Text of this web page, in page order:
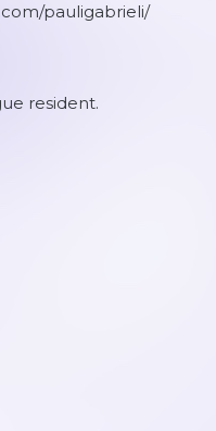
pauligabrieli/
resident.